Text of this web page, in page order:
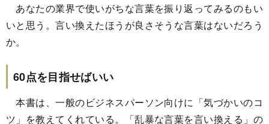
あなたの業界で使いがちな言葉を振り返ってみるのもい
いと思う。言い換えたほうが良さそうな言葉はないだろう
か。
60点を目指せばいい
本書は、一般のビジネスパーソン向けに「気づかいのコ
ツ」を教えてくれている。「乱暴な言葉を言い換える」の